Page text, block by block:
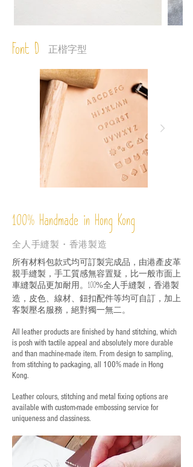
Font D 正楷字型
100% Handmade in Hong Kong
全人手縫製・香港製造
所有材料包款式均可訂製完成品，由港產皮革
親手縫製，手工質感無容置疑，比一般市面上
車縫製品更加耐用。 100%全人手縫製，香港製
造，皮色、線材、鈕扣配件等均可自訂，加上
客製壓名服務，絕對獨一無二。
All leather products are finished by hand stitching, which
is posh with tactile appeal and absolutely more durable
and than machine-made item. From design to sampling,
from stitching to packaging, all 100% made in Hong
Kong.
Leather colours, stitching and metal fixing options are
available with custom-made embossing service for
uniqueness and classiness.